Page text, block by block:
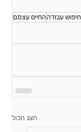
חיפוש עבודההחיים עצמם
הצג הכול